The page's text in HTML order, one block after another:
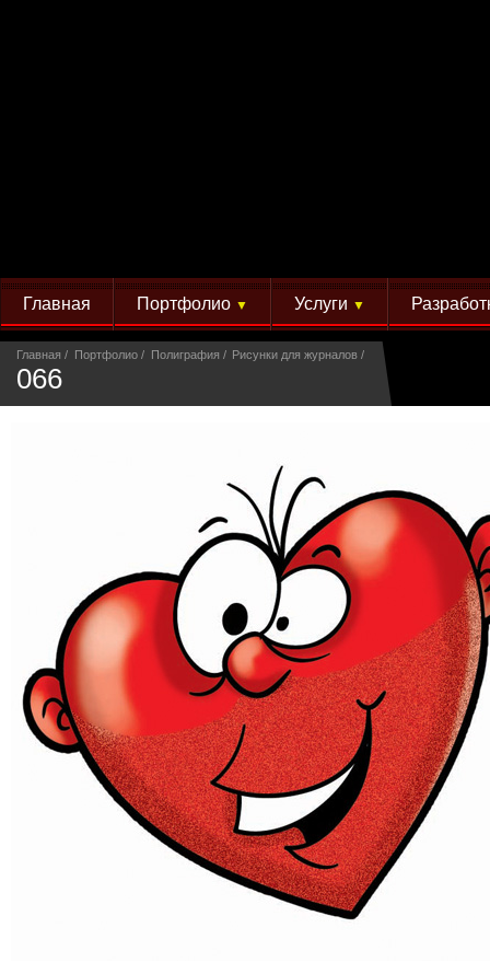
Главная Портфолио ▼ Услуги ▼
Главная Портфолио Полиграфия Рисунки для журналов
066